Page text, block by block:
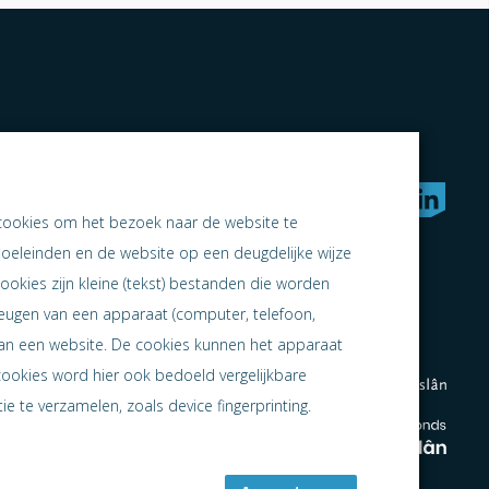
naar samen ondernemen
om het bezoek naar de website te
en de website op een deugdelijke wijze
zijn kleine (tekst) bestanden die worden
van een apparaat (computer, telefoon,
een website. De cookies kunnen het apparaat
word hier ook bedoeld vergelijkbare
te verzamelen, zoals device fingerprinting.